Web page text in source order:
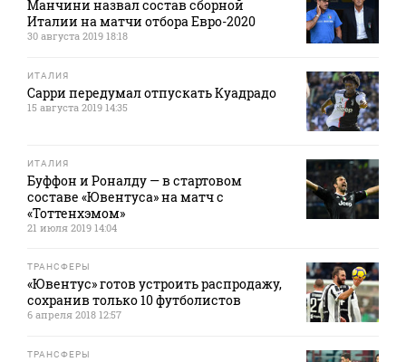
Манчини назвал состав сборной
Италии на матчи отбора Евро-2020
30 августа 2019 18:18
ИТАЛИЯ
Сарри передумал отпускать Куадрадо
15 августа 2019 14:35
ИТАЛИЯ
Буффон и Роналду — в стартовом
составе «Ювентуса» на матч с
«Тоттенхэмом»
21 июля 2019 14:04
ТРАНСФЕРЫ
«Ювентус» готов устроить распродажу,
сохранив только 10 футболистов
6 апреля 2018 12:57
ТРАНСФЕРЫ